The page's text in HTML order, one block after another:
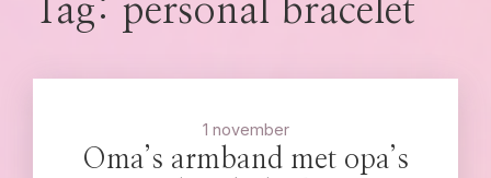
Tag: personal bracelet
1 november
Oma’s armband met opa’s